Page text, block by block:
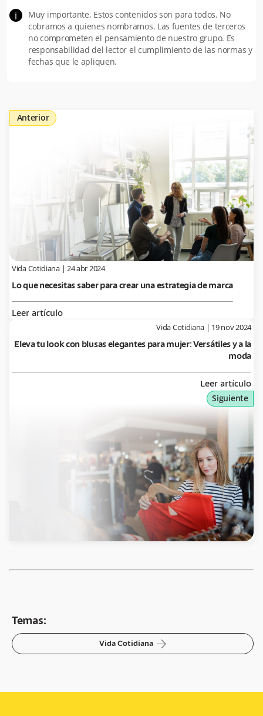
i
Muy importante. Estos contenidos son para todos. No
cobramos a quienes nombramos. Las fuentes de terceros
no comprometen el pensamiento de nuestro grupo. Es
responsabilidad del lector el cumplimiento de las normas y
fechas que le apliquen.
Anterior
Vida Cotidiana| 24 abr 2024
Lo que necesitas saber para crear una estrategia de marca
Leer artículo
Siguiente
Vida Cotidiana | 19 nov 2024
Eleva tu look con blusas elegantes para mujer: Versátiles y a la
moda
Leer artículo
Temas:
Vida Cotidiana arrow-right